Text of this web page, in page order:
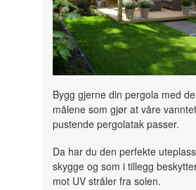
Bygg gjerne din pergola med
målene som gjør at våre
pustende pergolatak passer.
Da har du den perfekte
skygge og som i tillegg
mot UV stråler fra solen.